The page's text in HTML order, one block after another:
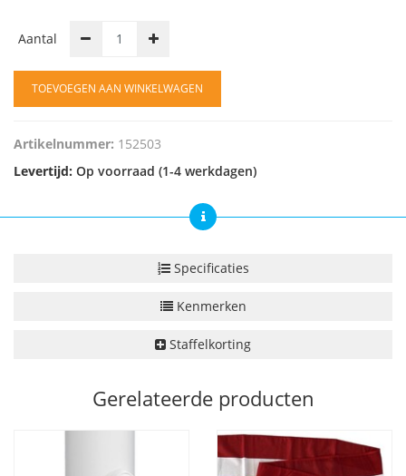
Aantal
TOEVOEGEN AAN WINKELWAGEN
Artikelnummer: 152503
Levertijd: Op voorraad (1-4 werkdagen)
Specificaties
Kenmerken
Staffelkorting
Gerelateerde producten